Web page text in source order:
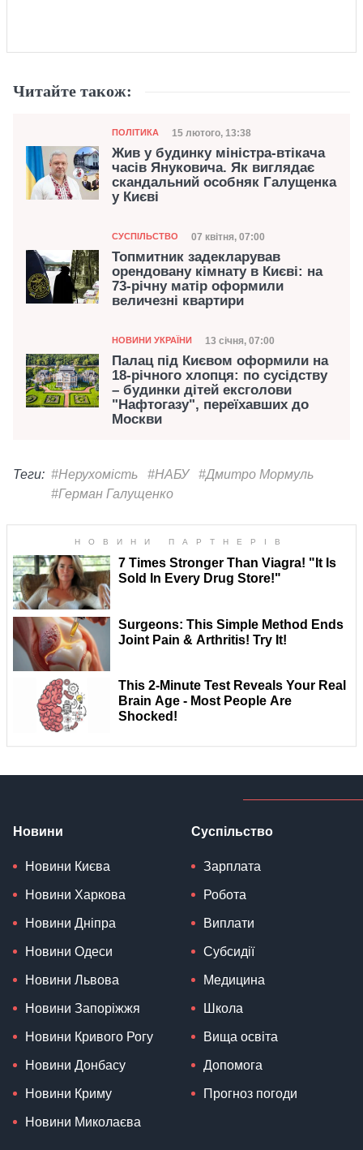
Читайте також:
Категорія
ПОЛІТИКА Дата публікації
15 лютого, 13:38
Жив у будинку міністра-втікача
часів Януковича. Як виглядає
скандальний особняк Галущенка
у Києві
Категорія
СУСПІЛЬСТВО Дата публікації
07 квітня, 07:00
Топмитник задекларував
орендовану кімнату в Києві: на
73-річну матір оформили
величезні квартири
Категорія
НОВИНИ УКРАЇНИ Дата публікації
13 січня, 07:00
Палац під Києвом оформили на
18-річного хлопця: по сусідству
– будинки дітей ексголови
"Нафтогазу", переїхавших до
Москви
Теги: #Нерухомість #НАБУ
#Дмитро Мормуль
#Герман Галущенко
Новини
Новини Києва
Новини Харкова
Новини Дніпра
Новини Одеси
Новини Львова
Новини Запоріжжя
Новини Кривого Рогу
Новини Донбасу
Новини Криму
Новини Миколаєва
Суспільство
Зарплата
Робота
Виплати
Субсидії
Медицина
Школа
Вища освіта
Допомога
Прогноз погоди